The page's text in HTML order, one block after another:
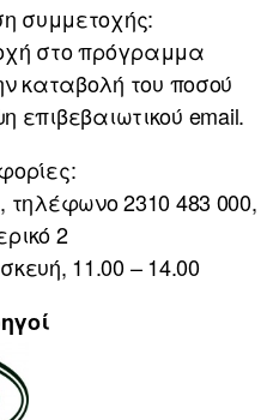
συμμετοχής:
στο πρόγραμμα
καταβολή του ποσού
επιβεβαιωτικού email.
2310 483 000,
2
11.00 – 14.00